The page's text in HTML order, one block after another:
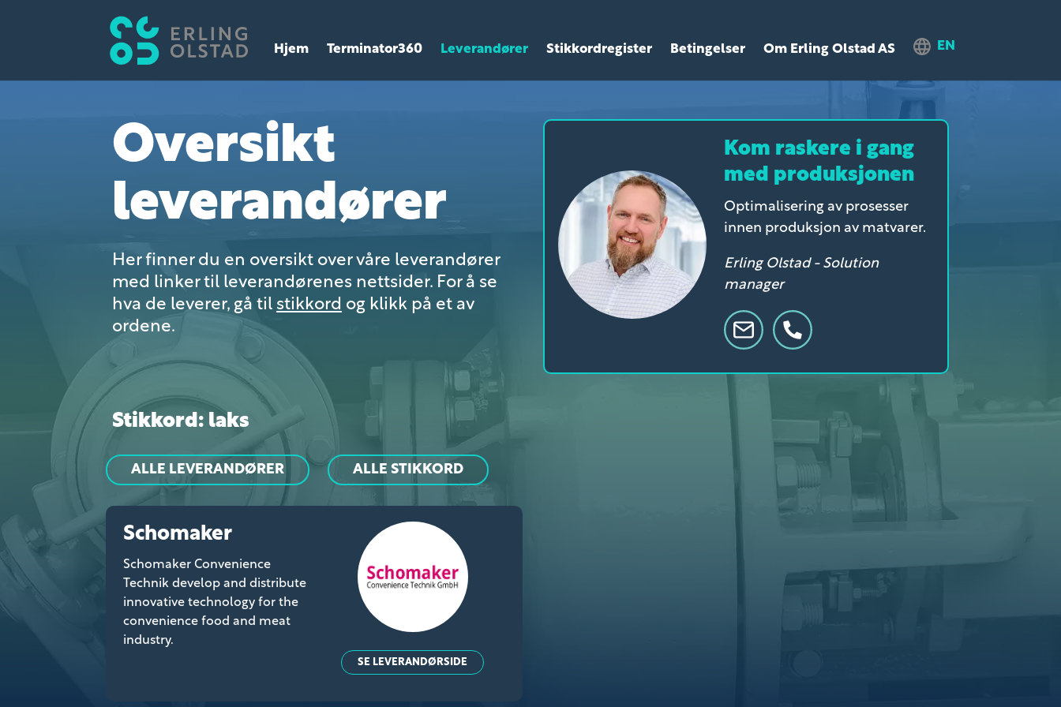
Hjem Terminator360 Leverandører Stikkordregister Betingelser Om Erling Olstad AS EN
Oversikt
leverandører
Her finner du en oversikt over våre leverandører
med linker til leverandørenes nettsider. For å se
hva de leverer, gå til stikkord og klikk på et av
ordene.
Kom raskere i gang
med produksjonen
Optimalisering av prosesser
innen produksjon av matvarer.
Erling Olstad - Solution
manager
Stikkord: laks
ALLE LEVERANDØRER ALLE STIKKORD
Schomaker
Schomaker Convenience
Technik develop and distribute
innovative technology for the
convenience food and meat
industry.
SE LEVERANDØRSIDE